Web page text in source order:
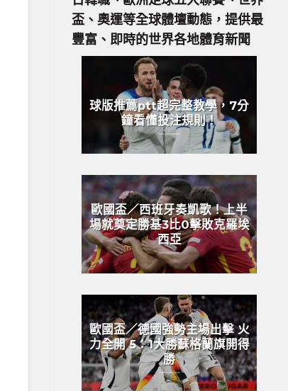
盃、奧運等全球體壇動態，提供最
豐富、即時的世界各地體育新聞
球版推薦ptt超完整教學，7分
鐘看懂投注規則！
歐國盃／西班牙奏凱歌！上半
場就奠定勝基3比0擊敗克羅埃
西亞
歐國盃／德國強勢主場出擊 火
力全開 5：1大勝蘇格蘭旗開得
勝